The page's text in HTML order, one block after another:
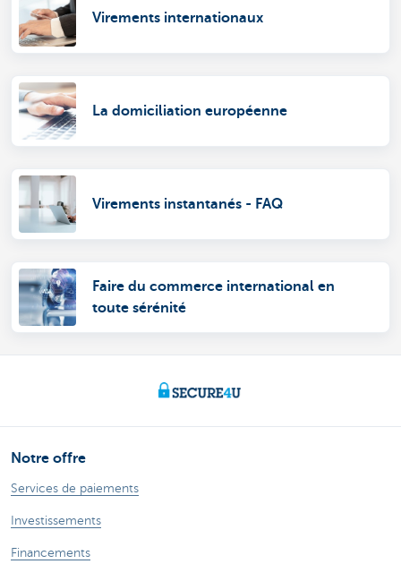
Virements internationaux
La domiciliation européenne
Virements instantanés - FAQ
Faire du commerce international en
toute sérénité
Notre offre
Services de paiements
Investissements
Financements